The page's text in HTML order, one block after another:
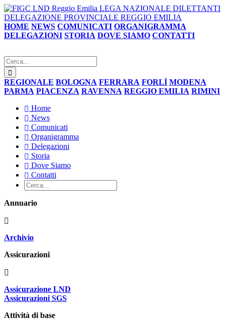
LEGA NAZIONALE DILETTANTI
DELEGAZIONE PROVINCIALE REGGIO EMILIA
HOME NEWS COMUNICATI ORGANIGRAMMA
DELEGAZIONI STORIA DOVE SIAMO CONTATTI
REGIONALE BOLOGNA FERRARA FORLÌ MODENA
PARMA PIACENZA RAVENNA REGGIO EMILIA RIMINI
Home
News
Comunicati
Organigramma
Delegazioni
Storia
Dove Siamo
Contatti
Annuario
Archivio
Assicurazioni
Assicurazione LND
Assicurazioni SGS
Attività di base